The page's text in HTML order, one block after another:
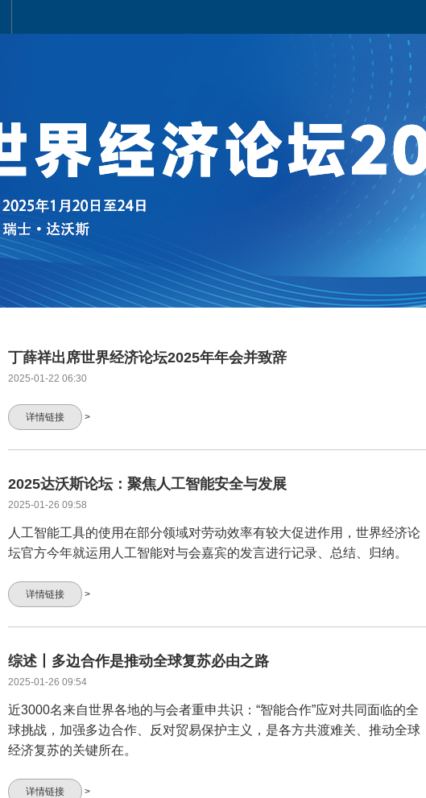
丁薛祥出席世界经济论坛2025年年会并致辞
2025-01-22 06:30
详情链接 >
2025达沃斯论坛：聚焦人工智能安全与发展
2025-01-26 09:58
人工智能工具的使用在部分领域对劳动效率有较大促进作用，世界经济论
坛官方今年就运用人工智能对与会嘉宾的发言进行记录、总结、归纳。
详情链接 >
综述丨多边合作是推动全球复苏必由之路
2025-01-26 09:54
近3000名来自世界各地的与会者重申共识：“智能合作”应对共同面临的全
球挑战，加强多边合作、反对贸易保护主义，是各方共渡难关、推动全球
经济复苏的关键所在。
详情链接 >